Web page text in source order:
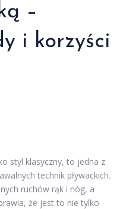
–
i korzyści
styl klasyczny, to jedna z
technik pływackich.
ruchów rąk i nóg, a
że jest to nie tylko